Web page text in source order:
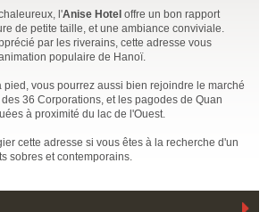
l'Anise Hotel offre un bon rapport
de petite taille, et une ambiance conviviale.
par les riverains, cette adresse vous
populaire de Hanoï.
pied, vous pourrez aussi bien rejoindre le marché
36 Corporations, et les pagodes de Quan
à proximité du lac de l'Ouest.
cette adresse si vous êtes à la recherche d'un
sobres et contemporains.